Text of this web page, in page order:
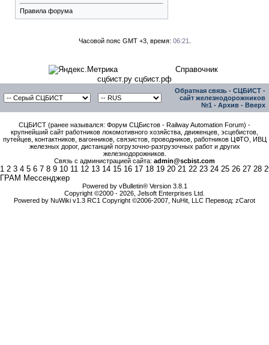
Правила форума
Часовой пояс GMT +3, время: 06:21
Справочник
сцбист.ру сцбист.рф
Обратная связь - СЦБИСТ -
сайт железнодорожников
№1 - Архив - Вверх
СЦБИСТ (ранее назывался: Форум СЦБистов - Railway Automation Forum) -
крупнейший сайт работников локомотивного хозяйства, движенцев, эсцебистов,
путейцев, контактников, вагонников, связистов, проводников, работников ЦФТО, ИВЦ
железных дорог, дистанций погрузочно-разгрузочных работ и других
железнодорожников.
Связь с администрацией сайта: admin@scbist.com
1 2 3 4 5 6 7 8 9 10 11 12 13 14 15 16 17 18 19 20 21 22 23 24 25 26 27 28
ГРАМ Мессенджер
Powered by vBulletin® Version 3.8.1
Copyright ©2000 - 2026, Jelsoft Enterprises Ltd.
Powered by NuWiki v1.3 RC1 Copyright ©2006-2007, NuHit, LLC Перевод: zCarot